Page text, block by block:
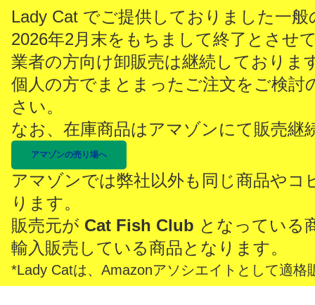
Lady Cat でご提供しておりました一
2026年2月末をもちまして終了とさせ
業者の方向け卸販売は継続しておりま
個人の方でまとまったご注文をご検討
さい。
なお、在庫商品はアマゾンにて販売継
アマゾンの売り場へ
アマゾンでは弊社以外も同じ商品やコ
ります。
販売元が Cat Fish Club となっている
輸入販売している商品となります。
*Lady Catは、Amazonアソシエイトとして適格